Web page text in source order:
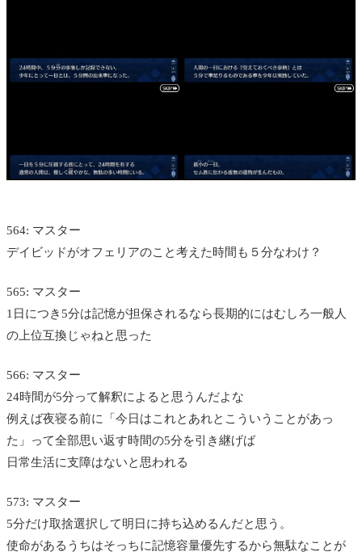
564: マスター
デイビッドがオフェリアのこと考えた時間も５分なわけ？
565: マスター
1日につき5分は記憶が担保されるなら長期的にはむしろ一般人
の上位互換じゃねと思った
566: マスター
24時間が5分って解釈によると思うんだよな
例えば夜寝る前に「今日はこれとあれとこういうことがあっ
た」って全部思い返す時間の5分を引き継げば
日常生活に支障はないと思われる
573: マスター
5分だけ取捨選択して明日に持ち込めるんだと思う。
使命があるうちはそっちに記憶容量優先するから無駄なことが